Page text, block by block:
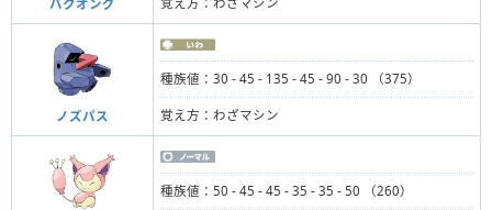
バクオング
ノズパス
種族値：30 - 45 - 135 - 45 - 90 - 30 （375）
覚え方：わざマシン
種族値：50 - 45 - 45 - 35 - 35 - 50 （260）